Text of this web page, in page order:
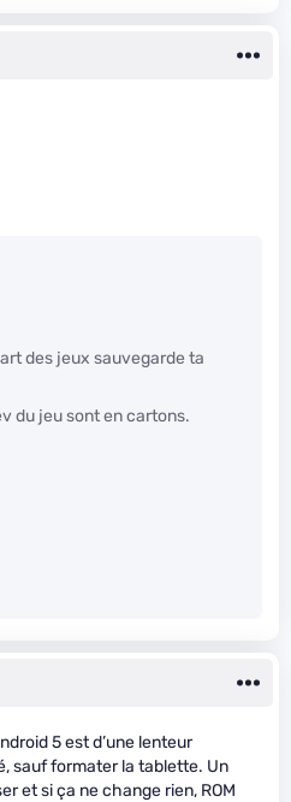
des jeux sauvegarde ta
du jeu sont en cartons.
5 est d’une lenteur
sauf formater la tablette. Un
et si ça ne change rien, ROM